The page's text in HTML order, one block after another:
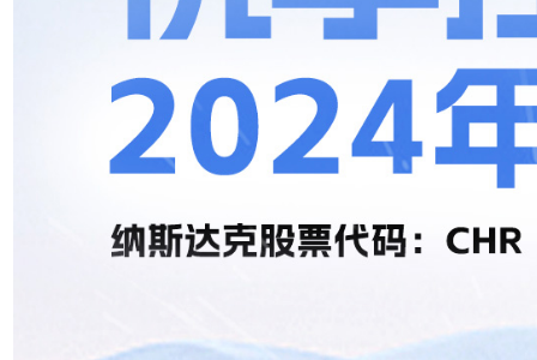
术，行业场景覆盖率
高达97.3%，响应速
度达毫秒级，商业转
化效率超90%。